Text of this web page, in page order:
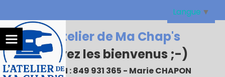
L'Atelier de Ma Chap's
:Soyez les bienvenus ;-)
N°SIREN : 849 931 365 - Marie CHAPON
Langue ▼